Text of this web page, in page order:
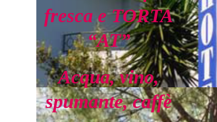
fresca e TORTA
“AT”
Acqua, vino,
spumante, caffè